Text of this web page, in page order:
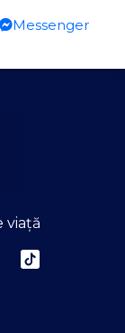
Messenger
viață